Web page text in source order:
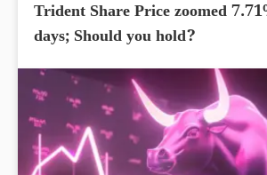
Trident Share Price zoomed
days; Should you hold?